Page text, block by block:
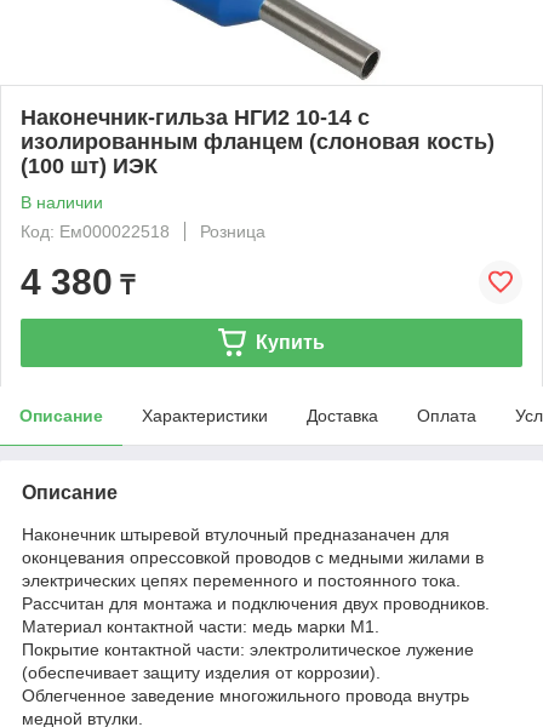
Наконечник-гильза НГИ2 10-14 с
изолированным фланцем (слоновая кость)
(100 шт) ИЭК
В наличии
Код: Ем000022518
Розница
4 380 ₸
Купить
Описание Характеристики Доставка Оплата
Описание
Наконечник штыревой втулочный предназаначен для
оконцевания опрессовкой проводов с медными жилами в
электрических цепях переменного и постоянного тока.
Рассчитан для монтажа и подключения двух проводников.
Материал контактной части: медь марки М1.
Покрытие контактной части: электролитическое лужение
(обеспечивает защиту изделия от коррозии).
Облегченное заведение многожильного провода внутрь
медной втулки.